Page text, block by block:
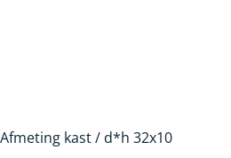
kast / d*h 32x10